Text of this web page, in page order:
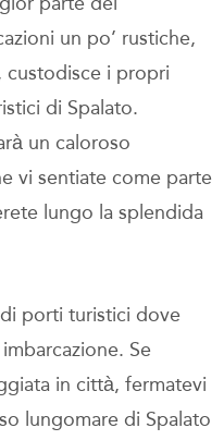
un po’ rustiche,
custodisce i propri
di Spalato.
un caloroso
vi sentiate come parte
lungo la splendida
porti turistici dove
Se
in città, fermatevi
lungomare di Spalato